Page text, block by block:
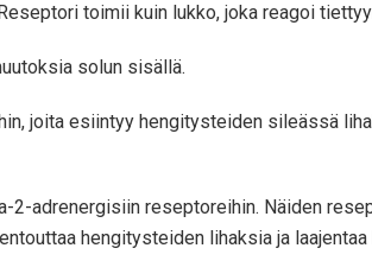
toimii kuin lukko, joka reagoi
solun sisällä.
joita esiintyy hengitysteiden sileässä
adrenergisiin reseptoreihin. Näiden
hengitysteiden lihaksia ja